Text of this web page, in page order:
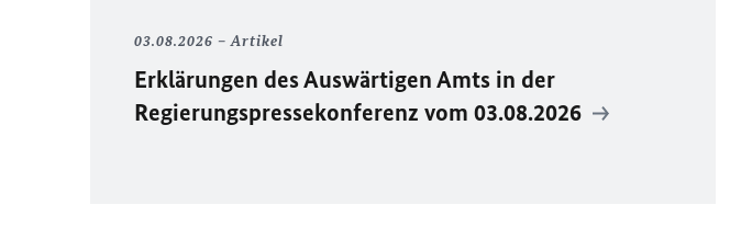
03.08.2026 Artikel
Erklärungen des Auswärtigen Amts in der
Regierungspressekonferenz vom 03.08.2026